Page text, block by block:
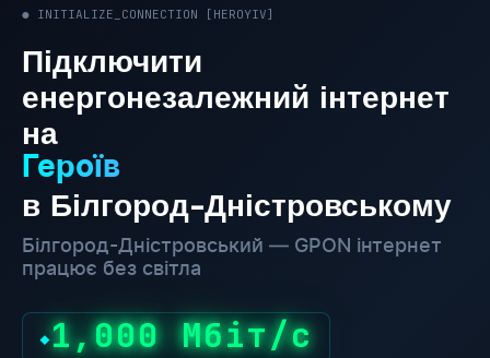
● INITIALIZE_CONNECTION [HEROYIV]
Підключити
енергонезалежний інтернет
на
Героїв
в Білгород-Дністровському
Білгород-Дністровський — GPON інтернет
працює без світла
◆1,000 Мбіт/с